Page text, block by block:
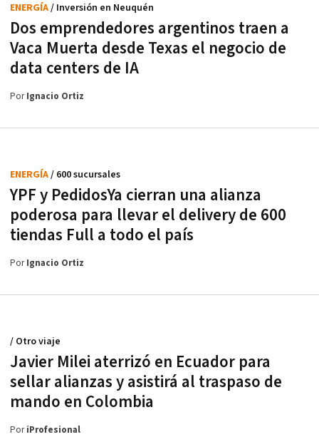
Dos emprendedores argentinos traen a
Vaca Muerta desde Texas el negocio de
data centers de IA
ENERGÍA/ Inversión en Neuquén
PorIgnacio Ortiz
YPF y PedidosYa cierran una alianza
poderosa para llevar el delivery de 600
tiendas Full a todo el país
ENERGÍA/ 600 sucursales
PorIgnacio Ortiz
Javier Milei aterrizó en Ecuador para
sellar alianzas y asistirá al traspaso de
mando en Colombia
/ Otro viaje
PoriProfesional